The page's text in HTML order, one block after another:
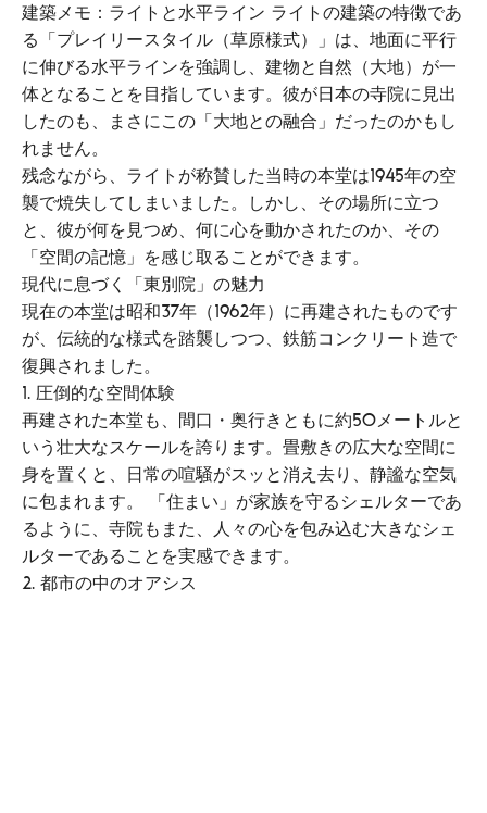
建築メモ：ライトと水平ライン ライトの建築の特徴であ
る「プレイリースタイル（草原様式）」は、地面に平行
に伸びる水平ラインを強調し、建物と自然（大地）が一
体となることを目指しています。彼が日本の寺院に見出
したのも、まさにこの「大地との融合」だったのかもし
れません。
残念ながら、ライトが称賛した当時の本堂は1945年の空
襲で焼失してしまいました。しかし、その場所に立つ
と、彼が何を見つめ、何に心を動かされたのか、その
「空間の記憶」を感じ取ることができます。
現代に息づく「東別院」の魅力
現在の本堂は昭和37年（1962年）に再建されたものです
が、伝統的な様式を踏襲しつつ、鉄筋コンクリート造で
復興されました。
1. 圧倒的な空間体験
再建された本堂も、間口・奥行きともに約50メートルと
いう壮大なスケールを誇ります。畳敷きの広大な空間に
身を置くと、日常の喧騒がスッと消え去り、静謐な空気
に包まれます。 「住まい」が家族を守るシェルターであ
るように、寺院もまた、人々の心を包み込む大きなシェ
ルターであることを実感できます。
2. 都市の中のオアシス